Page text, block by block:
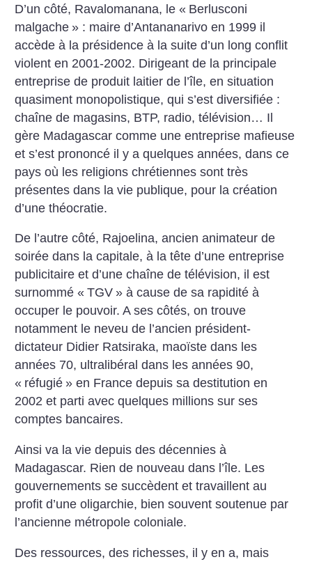
D’un côté, Ravalomanana, le « Berlusconi
malgache » : maire d’Antananarivo en 1999 il
accède à la présidence à la suite d’un long conflit
violent en 2001-2002. Dirigeant de la principale
entreprise de produit laitier de l’île, en situation
quasiment monopolistique, qui s’est diversifiée :
chaîne de magasins, BTP, radio, télévision… Il
gère Madagascar comme une entreprise mafieuse
et s’est prononcé il y a quelques années, dans ce
pays où les religions chrétiennes sont très
présentes dans la vie publique, pour la création
d’une théocratie.
De l’autre côté, Rajoelina, ancien animateur de
soirée dans la capitale, à la tête d’une entreprise
publicitaire et d’une chaîne de télévision, il est
surnommé « TGV » à cause de sa rapidité à
occuper le pouvoir. A ses côtés, on trouve
notamment le neveu de l’ancien président-
dictateur Didier Ratsiraka, maoïste dans les
années 70, ultralibéral dans les années 90,
« réfugié » en France depuis sa destitution en
2002 et parti avec quelques millions sur ses
comptes bancaires.
Ainsi va la vie depuis des décennies à
Madagascar. Rien de nouveau dans l’île. Les
gouvernements se succèdent et travaillent au
profit d’une oligarchie, bien souvent soutenue par
l’ancienne métropole coloniale.
Des ressources, des richesses, il y en a, mais